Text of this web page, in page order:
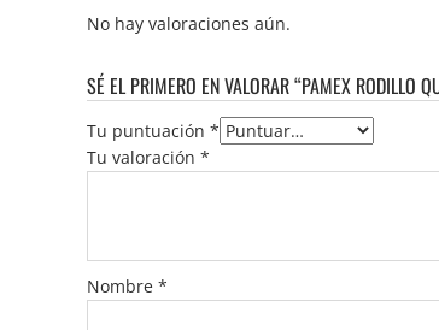
No hay valoraciones aún.
SÉ EL PRIMERO EN VALORAR “PAMEX RODILLO
Tu puntuación *
Tu valoración *
Nombre *